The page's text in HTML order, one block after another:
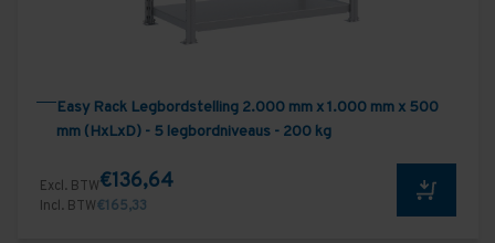
Easy Rack Legbordstelling 2.000 mm x 1.000 mm x 500
mm (HxLxD) - 5 legbordniveaus - 200 kg
Excl. BTW€136,64
Incl. BTW€165,33